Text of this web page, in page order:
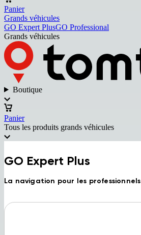
Panier
Grands véhicules
GO Expert PlusGO Professional
Grands véhicules
Boutique
Panier
Tous les produits grands véhicules
GO Expert Plus
La navigation pour les professionnels